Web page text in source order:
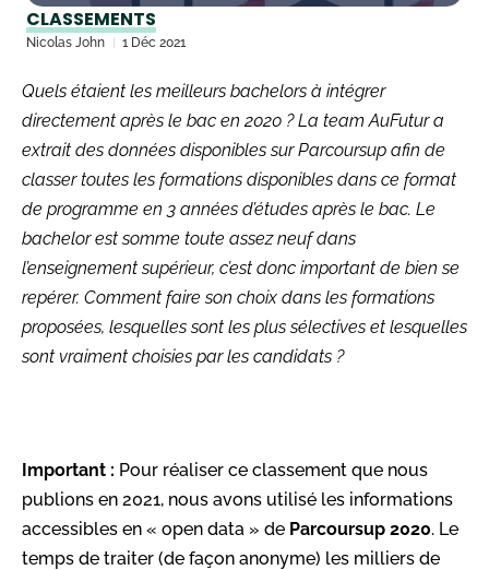
CLASSEMENTS
Nicolas John 1 Déc 2021
Quels étaient les meilleurs bachelors à intégrer
directement après le bac en 2020 ? La team AuFutur a
extrait des données disponibles sur Parcoursup afin de
classer toutes les formations disponibles dans ce format
de programme en 3 années d’études après le bac. Le
bachelor est somme toute assez neuf dans
l’enseignement supérieur, c’est donc important de bien se
repérer. Comment faire son choix dans les formations
proposées, lesquelles sont les plus sélectives et lesquelles
sont vraiment choisies par les candidats ?
Important : Pour réaliser ce classement que nous
publions en 2021, nous avons utilisé les informations
accessibles en « open data » de Parcoursup 2020. Le
temps de traiter (de façon anonyme) les milliers de